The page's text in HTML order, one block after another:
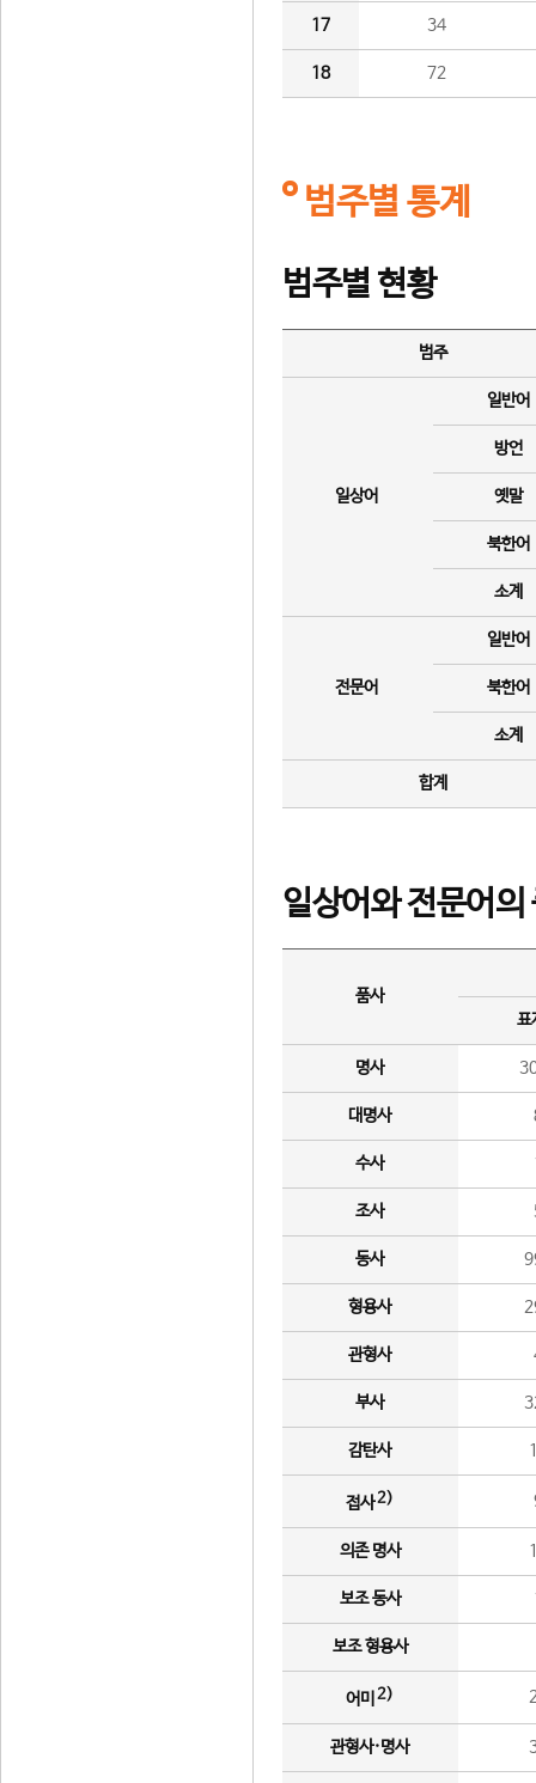
17 34
18 72
범주별 통계
범주별 현황
범주
일상어
일반어
방언
옛말
북한어
소계
전문어
일반어
북한어
소계
합계
일상어와 전문어의
품사
표
명사
대명사
수사
조사
동사
형용사
관형사
부사
감탄사
접사2)
의존 명사
보조 동사
보조 형용사
어미 2)
관형사·명사